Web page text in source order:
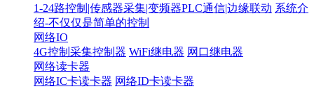
1-24路控制|传感器采集|变频器PLC通信|边缘联动 系统介
绍-不仅仅是简单的控制
网络IO
4G控制采集控制器 WiFi继电器 网口继电器
网络读卡器
网络IC卡读卡器 网络ID卡读卡器